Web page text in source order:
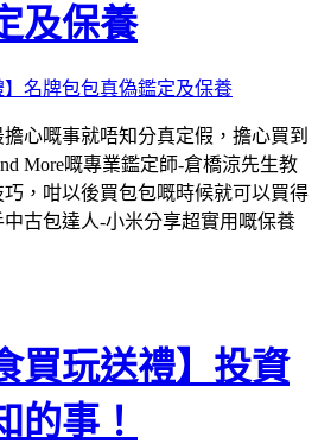
及保養
心嘅事就唔知分真定假，擔心買到
More嘅專業鑑定師-倉橋涼先生教
，咁以後買包包嘅時候就可以買得
古包達人-小米分享超實用嘅保養
買玩送禮】投資
的事！